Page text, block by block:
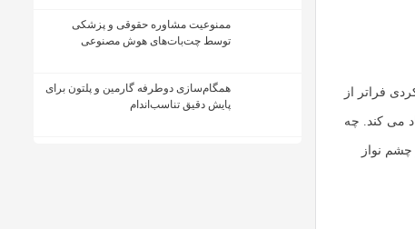
فراتر از
می کند. چه
نواز
ممنوعیت مشاوره حقوقی و پزشکی
توسط چت‌بات‌های هوش مصنوعی
همگام‌سازی دوطرفه گارمین و پلتون برای
پایش دقیق تناسب‌اندام